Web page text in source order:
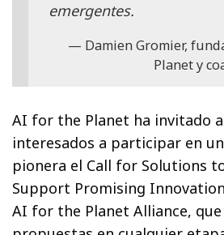
emergentes.
Damien Gromier,
Planet y
AI for the Planet ha invitado
interesados a participar en
pionera el Call for Solutions
Support Promising
AI for the Planet Alliance,